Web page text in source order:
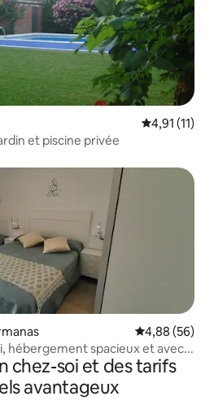
Évaluation
4,91 (11)
et piscine privée
Évaluation
4,88 (56)
hébergement spacieux et avec...
chez-soi et des tarifs
avantageux